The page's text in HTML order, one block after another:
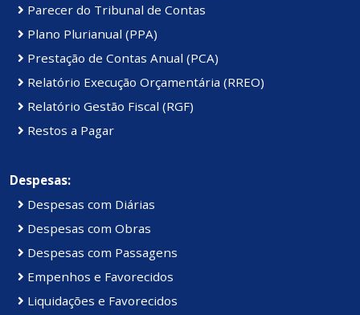
Parecer do Tribunal de Contas
Plano Plurianual (PPA)
Prestação de Contas Anual (PCA)
Relatório Execução Orçamentária (RREO)
Relatório Gestão Fiscal (RGF)
Restos a Pagar
Despesas:
Despesas com Diárias
Despesas com Obras
Despesas com Passagens
Empenhos e Favorecidos
Liquidações e Favorecidos